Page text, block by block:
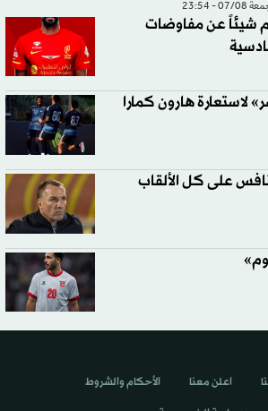
07/08 - 23:54
شيئاً عن مفاوضات
لاستعارة هارون كمارا
على كل الألقاب
اعلن معنا الأحكام والشروط